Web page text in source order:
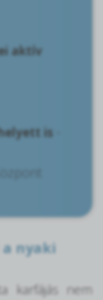
aktív
is
nyaki
karfájás nem